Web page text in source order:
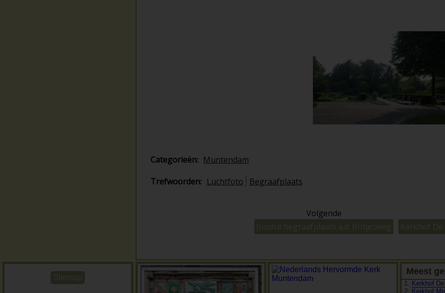
Categorieën: Muntendam
Trefwoorden: Luchtfoto Begraafplaats
Volgende
Joodse begraafplaats a.d. Botjesweg
Kerkhof
Sitemap
Meest
Kerkhof
Kerkhof